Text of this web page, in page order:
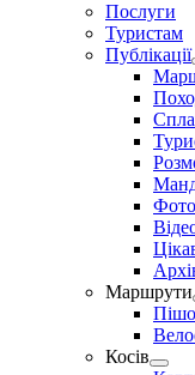
Послуги
Туристам
Публікації
Маршрути
Косів
Show